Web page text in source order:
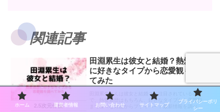
関連記事
2.5次元俳優
田淵累生は彼女と結婚？熱愛遍歴
に好きなタイプから恋愛観も調べ
てみた
田淵累生さんは彼女と結婚？と注目されているの
で、熱愛遍歴はもちろん、好きなタイプから恋愛観
まで様々な角度からプライベート最新情報を調べて
ホーム 運営者情報 お問い合わせ サイトマップ
プライバシーポリ
シー